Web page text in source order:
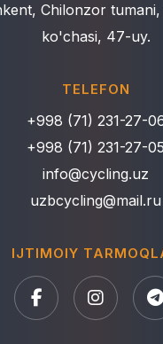
Chilonzor
ko'chasi, 47-uy.
TELEFON
+998 (71) 231-27-
+998 (71) 231-27-05
info@cycling.uz
uzbcycling@mail.ru
IJTIMOIY